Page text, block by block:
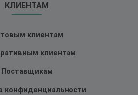
КЛИЕНТАМ
клиентам
клиентам
Поставщикам
конфиденциальности